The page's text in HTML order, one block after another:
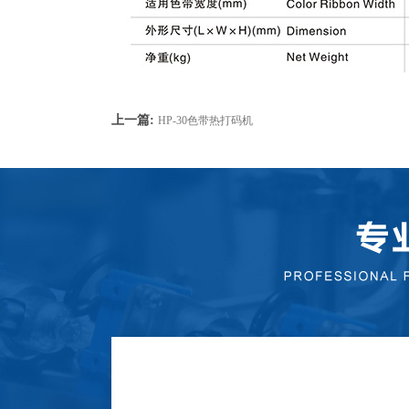
上一篇: HP-30色带热打码机